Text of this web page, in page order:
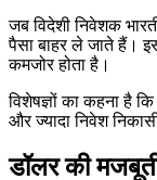
जब विदेशी निवेशक
पैसा बाहर ले जाते हैं।
कमजोर होता है।
विशेषज्ञों का कहना है
और ज्यादा निवेश
डॉलर की